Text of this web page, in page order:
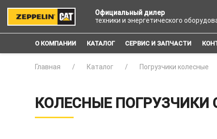
Официальный дилер
техники и энергетического
О КОМПАНИИ КАТАЛОГ СЕРВИС И ЗАПЧАСТИ
Главная Каталог Погрузчики колесные
КОЛЕСНЫЕ